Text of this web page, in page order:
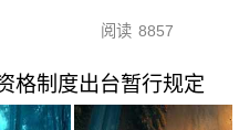
阅读 8857
格制度出台暂行规定